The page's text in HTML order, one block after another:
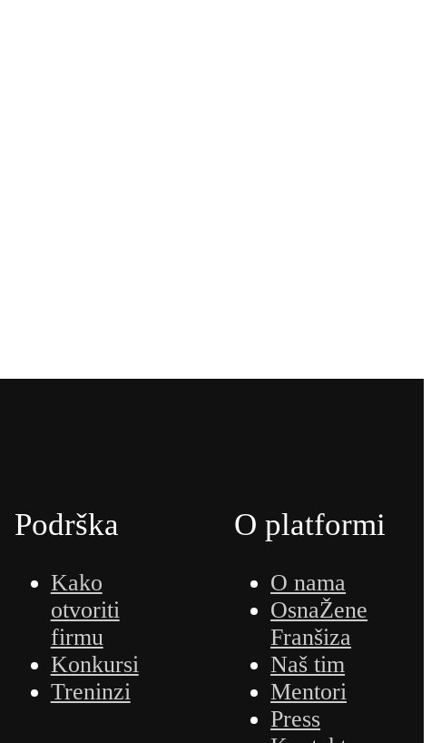
Podrška
Kako
otvoriti
firmu
Konkursi
Treninzi
O platformi
O nama
OsnaŽene
Franšiza
Naš tim
Mentori
Press